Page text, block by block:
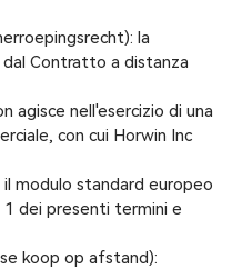
la
Contratto a distanza
agisce nell'esercizio di una
con cui Horwin Inc
modulo standard europeo
1 dei presenti termini e
koop op afstand):